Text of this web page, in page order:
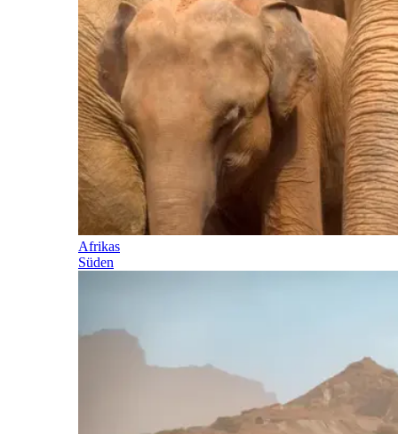
Afrikas
Süden